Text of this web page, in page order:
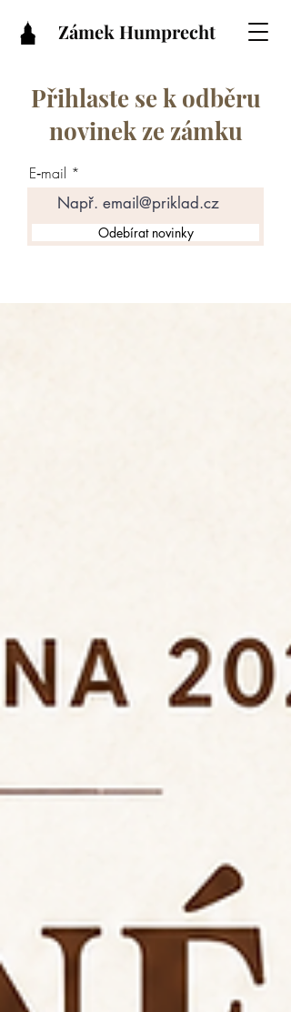
Zámek Humprecht
Přihlaste se k odběru
novinek ze zámku
E‑mail
Odebírat novinky